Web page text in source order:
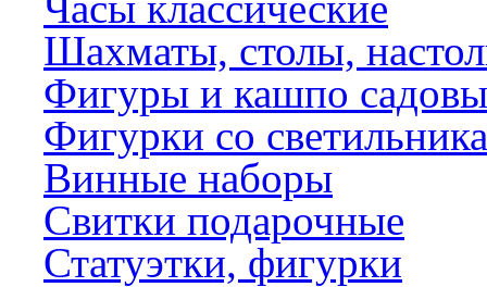
Шахматы, столы,
Фигуры и кашпо
Фигурки со
Винные наборы
Свитки подарочные
Статуэтки, фигурки